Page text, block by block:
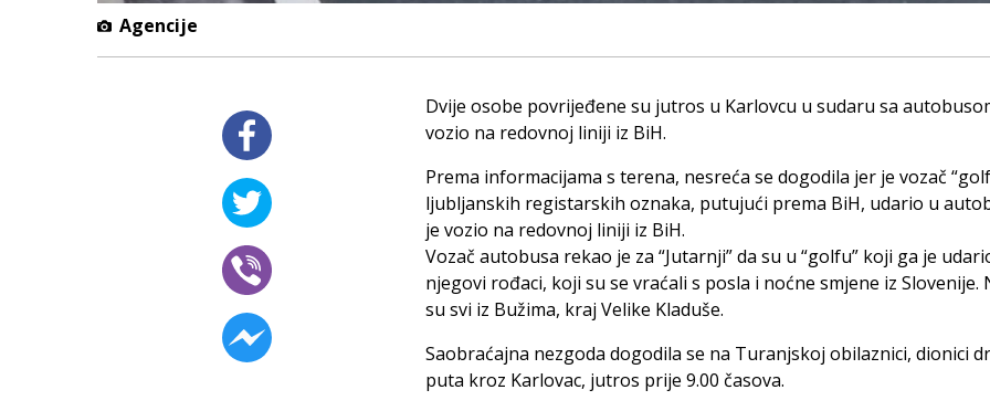
Agencije
Dvije osobe povrijeđene su jutros u Karlovcu u sudaru sa
vozio na redovnoj liniji iz BiH.
Prema informacijama s terena, nesreća se dogodila jer je vozač
ljubljanskih registarskih oznaka, putujući prema BiH, udario u
je vozio na redovnoj liniji iz BiH.
Vozač autobusa rekao je za “Jutarnji” da su u “golfu” koji ga je
njegovi rođaci, koji su se vraćali s posla i noćne smjene iz Slovenije.
su svi iz Bužima, kraj Velike Kladuše.
Saobraćajna nezgoda dogodila se na Turanjskoj obilaznici, dionici
puta kroz Karlovac, jutros prije 9.00 časova.